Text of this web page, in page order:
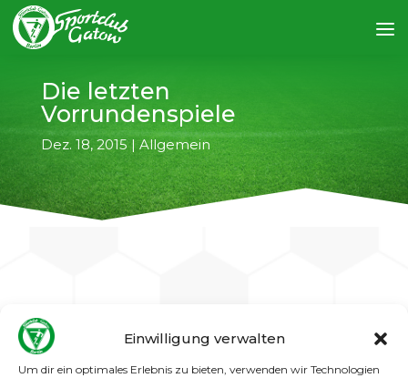
Einwilligung verwalten
Um dir ein optimales Erlebnis zu bieten, verwenden wir Technologien
Die letzten
Vorrundenspiele
Dez. 18, 2015| Allgemein
Gatow I